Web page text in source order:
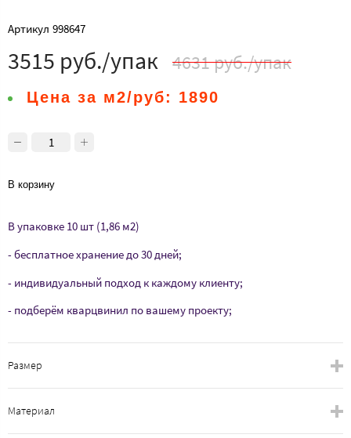
Артикул 998647
3515 руб./упак 4631 руб./упак
Цена за м2/руб: 1890
В корзину
В упаковке 10 шт (1,86 м2)
- бесплатное хранение до 30 дней;
- индивидуальный подход к каждому клиенту;
- подберём кварцвинил по вашему проекту;
Размер
Материал